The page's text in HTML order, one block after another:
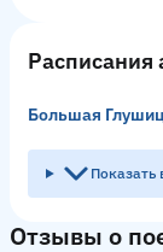
Расписания
Большая
Показать
Отзывы о